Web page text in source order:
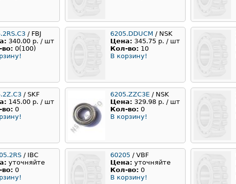
/ FBJ
340.00 р. / шт
0(100)
6205.DDUCM / NSK
Цена: 345.75 р. / шт
Кол-во: 10
В корзину!
/ SKF
145.00 р. / шт
0
6205.ZZC3E / NSK
Цена: 329.98 р. / шт
Кол-во: 0
В корзину!
/ IBC
уточняйте
0
60205 / VBF
Цена: уточняйте
Кол-во: 0
В корзину!